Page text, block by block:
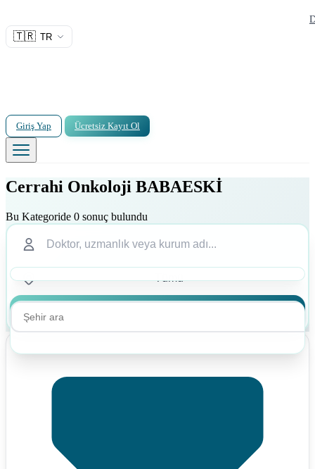
🇹🇷 TR
Giriş Yap Ücretsiz Kayıt Ol
Cerrahi Onkoloji BABAESKİ
Bu Kategoride 0 sonuç bulundu